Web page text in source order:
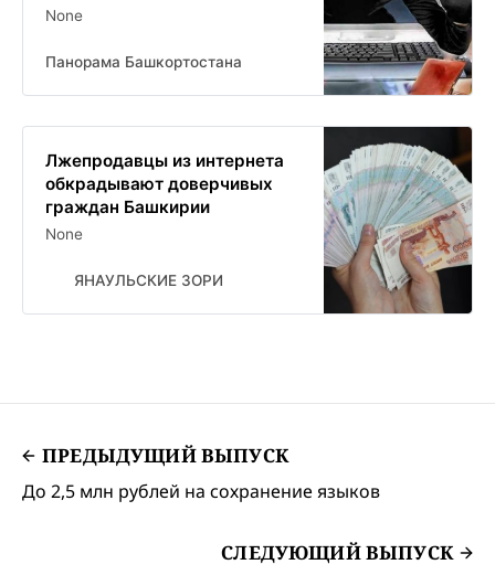
None
Панорама Башкортостана
Лжепродавцы из интернета
обкрадывают доверчивых
граждан Башкирии
None
ЯНАУЛЬСКИЕ ЗОРИ
ПРЕДЫДУЩИЙ ВЫПУСК
До 2,5 млн рублей на сохранение языков
СЛЕДУЮЩИЙ ВЫПУСК